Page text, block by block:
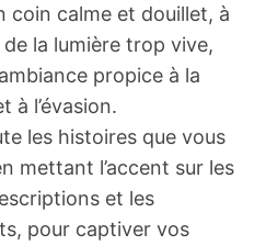
coin calme et douillet, à
de la lumière trop vive,
propice à la
à l’évasion.
les histoires que vous
mettant l’accent sur les
et les
pour captiver vos